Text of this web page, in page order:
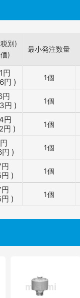
別)
)
最小発注数量
円
円 ) 1個
円
円 ) 1個
円
円 ) 1個
円
円 ) 1個
円
円 ) 1個
円
円 ) 1個